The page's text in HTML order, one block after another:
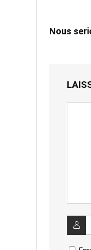
Nous